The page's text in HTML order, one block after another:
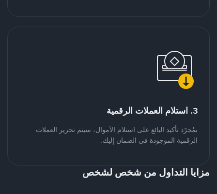
3. استلام العملات الرقمية
بمُجرّد تأكيد البائع على استلام الأموال، سيتم تحرير العملات
الرقمية الموجودة في الضمان إليك.
مزايا التداول من شخص لشخص